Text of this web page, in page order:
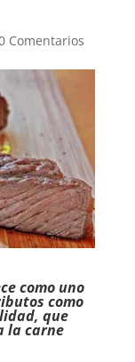
Comentarios
como uno
como
que
la carne